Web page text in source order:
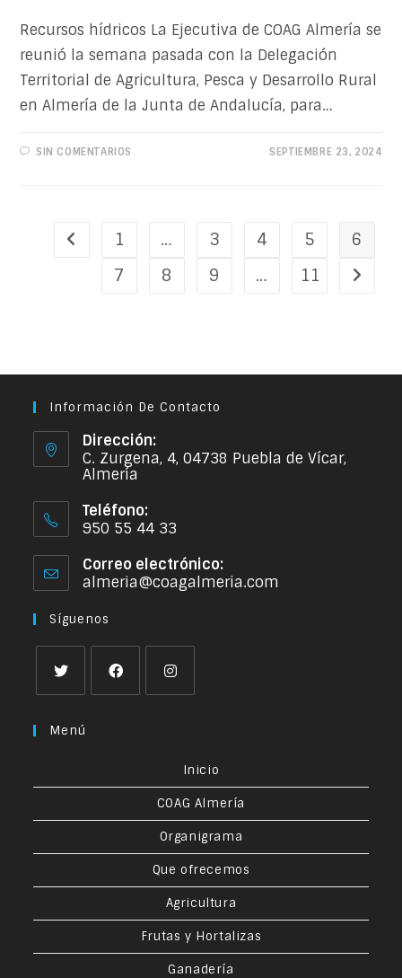
Recursos hídricos La Ejecutiva de COAG Almería se
reunió la semana pasada con la Delegación
Territorial de Agricultura, Pesca y Desarrollo Rural
en Almería de la Junta de Andalucía, para…
SIN COMENTARIOS SEPTIEMBRE 23, 2024
1 … 3 4 5
6
7
8 9 … 11
Información De Contacto
Dirección:
C. Zurgena, 4, 04738 Puebla de Vícar,
Almería
Teléfono:
950 55 44 33
Correo electrónico:
almeria@coagalmeria.com
Síguenos
Menú
Inicio
COAG Almería
Organigrama
Que ofrecemos
Agricultura
Frutas y Hortalizas
Ganadería